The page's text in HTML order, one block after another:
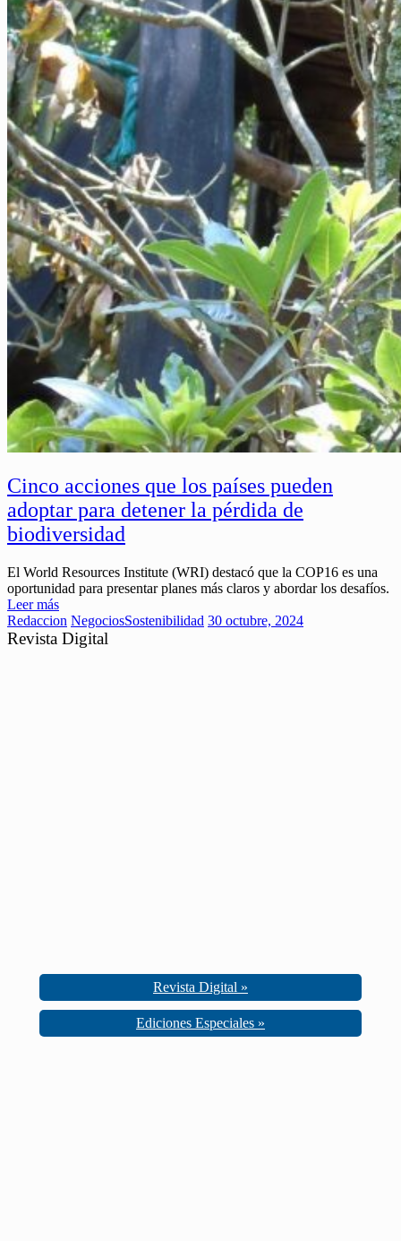
Cinco acciones que los países pueden
adoptar para detener la pérdida de
biodiversidad
El World Resources Institute (WRI) destacó que la COP16 es una
oportunidad para presentar planes más claros y abordar los desafíos.
Leer más
Redaccion NegociosSostenibilidad 30 octubre, 2024
Revista Digital
Revista Digital »
Ediciones Especiales »